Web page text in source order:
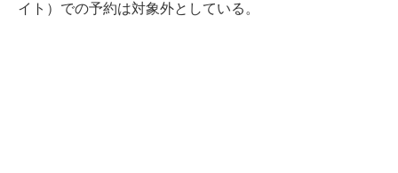
イト）での予約は対象外としている。